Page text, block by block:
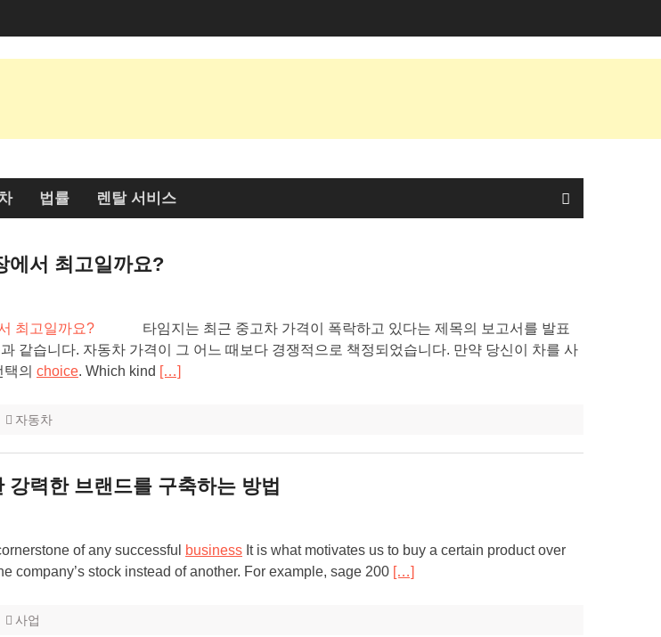
법률 렌탈 서비스
에서 최고일까요?
타임지는 최근 중고차 가격이 폭락하고 있다는 제목의 보고서를 발표
같습니다. 자동차 가격이 그 어느 때보다 경쟁적으로 책정되었습니다. 만약 당신이 차를 사
의 choice. Which kind […]
자동차
강력한 브랜드를 구축하는 방법
of any successful business It is what motivates us to buy a certain product over
company’s stock instead of another. For example, sage 200 […]
사업